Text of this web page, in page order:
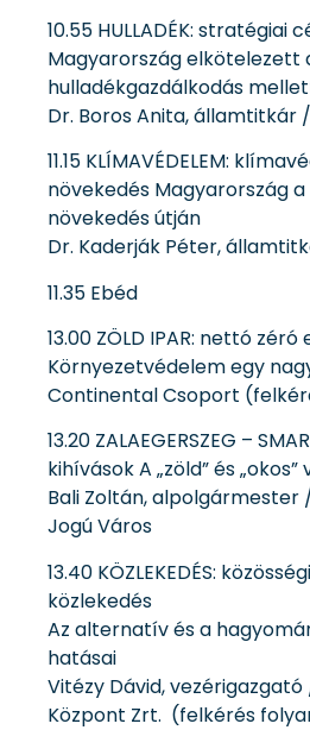
10.55 HULLADÉK: stratégiai
Magyarország elkötelezett
hulladékgazdálkodás
Dr. Boros Anita, államtitkár
11.15 KLÍMAVÉDELEM:
növekedés Magyarország
növekedés útján
Dr. Kaderják Péter,
11.35 Ebéd
13.00 ZÖLD IPAR: nettó zéró
Környezetvédelem egy
Continental Csoport
13.20 ZALAEGERSZEG –
kihívások A „zöld” és „okos”
Bali Zoltán, alpolgármester
Jogú Város
13.40 KÖZLEKEDÉS:
közlekedés
Az alternatív és a
hatásai
Vitézy Dávid,
Központ Zrt. (felkérés